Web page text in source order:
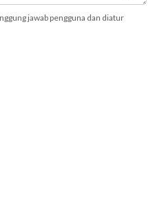
jawab pengguna dan diatur